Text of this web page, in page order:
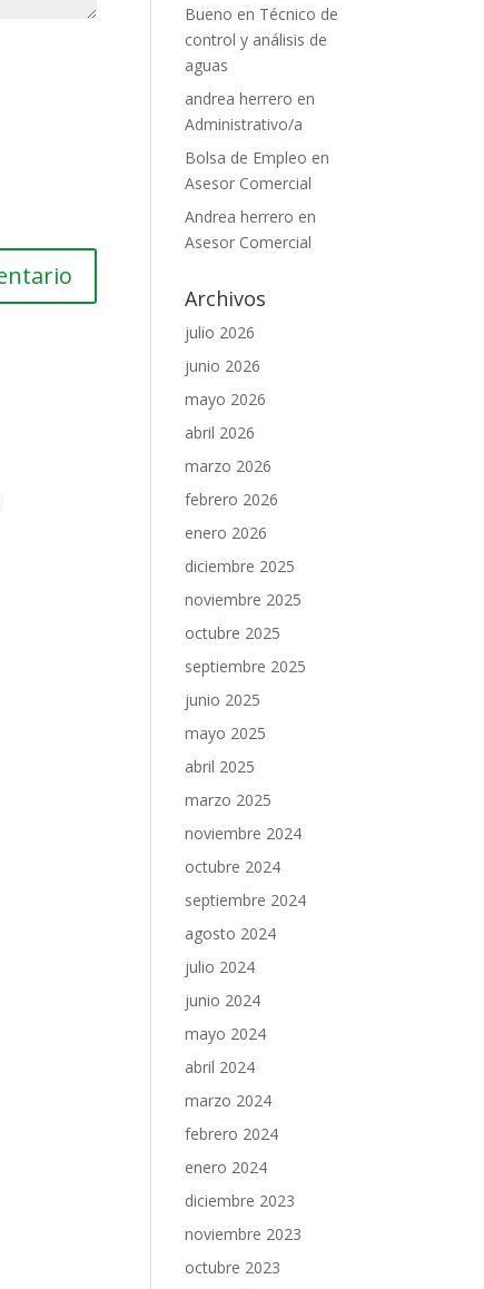
Bueno en Técnico de
control y análisis de
aguas
andrea herrero en
Administrativo/a
Bolsa de Empleo en
Asesor Comercial
Andrea herrero en
Asesor Comercial
Archivos
julio 2026
junio 2026
mayo 2026
abril 2026
marzo 2026
febrero 2026
enero 2026
diciembre 2025
noviembre 2025
octubre 2025
septiembre 2025
junio 2025
mayo 2025
abril 2025
marzo 2025
noviembre 2024
octubre 2024
septiembre 2024
agosto 2024
julio 2024
junio 2024
mayo 2024
abril 2024
marzo 2024
febrero 2024
enero 2024
diciembre 2023
noviembre 2023
octubre 2023